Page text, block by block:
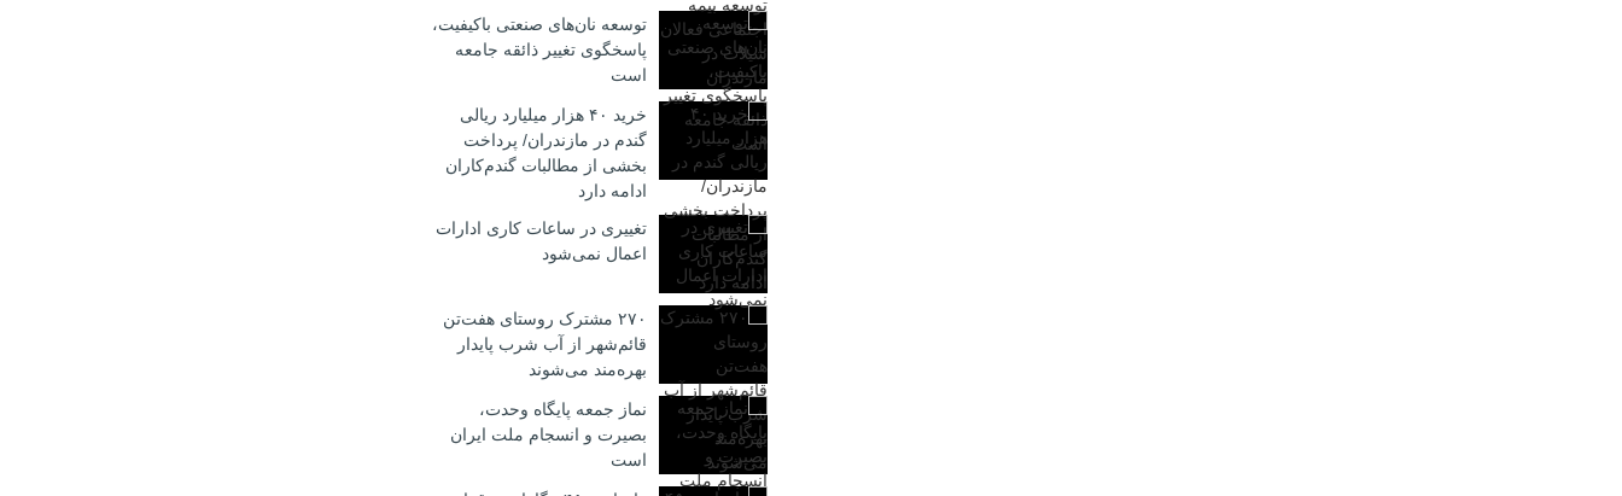
توسعه نان‌های صنعتی باکیفیت،
پاسخگوی تغییر ذائقه جامعه
است
خرید ۴۰ هزار میلیارد ریالی
گندم در مازندران/ پرداخت
بخشی از مطالبات گندم‌کاران
ادامه دارد
تغییری در ساعات کاری ادارات
اعمال نمی‌شود
۲۷۰ مشترک روستای هفت‌تن
قائم‌شهر از آب شرب پایدار
بهره‌مند می‌شوند
نماز جمعه پایگاه وحدت،
بصیرت و انسجام ملت ایران
است